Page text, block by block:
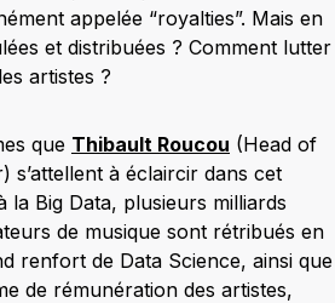
appelée “royalties”. Mais en
et distribuées ? Comment lutter
artistes ?
que Thibault Roucou (Head of
s’attellent à éclaircir dans cet
Big Data, plusieurs milliards
de musique sont rétribués en
renfort de Data Science, ainsi que
de rémunération des artistes,